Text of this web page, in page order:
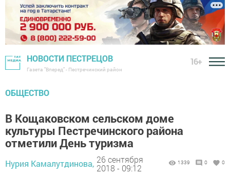
НОВОСТИ ПЕСТРЕЦОВ
Газета "Вперед" - Пестречинский район
16+
ОБЩЕСТВО
В Кощаковском сельском доме
культуры Пестречинского района
отметили День туризма
Нурия Камалутдинова, 26 сентября
2018 - 09:12
1339 0 0